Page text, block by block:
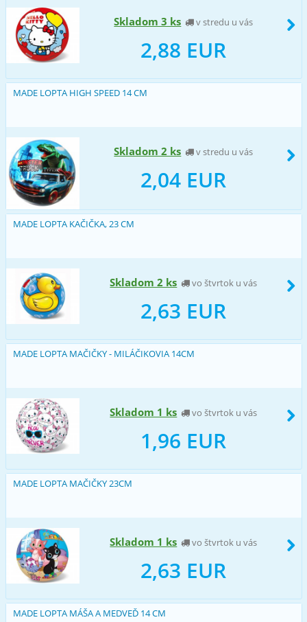
Skladom 3 ks v stredu u vás
2,88 EUR
MADE LOPTA HIGH SPEED 14 CM
Skladom 2 ks v stredu u vás
2,04 EUR
MADE LOPTA KAČIČKA, 23 CM
Skladom 2 ks vo štvrtok u vás
2,63 EUR
MADE LOPTA MAČIČKY - MILÁČIKOVIA 14CM
Skladom 1 ks vo štvrtok u vás
1,96 EUR
MADE LOPTA MAČIČKY 23CM
Skladom 1 ks vo štvrtok u vás
2,63 EUR
MADE LOPTA MÁŠA A MEDVEĎ 14 CM